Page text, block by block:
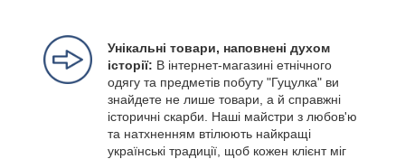
Унікальні товари, наповнені духом
історії: В інтернет-магазині етнічного
одягу та предметів побуту "Гуцулка" ви
знайдете не лише товари, а й справжні
історичні скарби. Наші майстри з любов'ю
та натхненням втілюють найкращі
українські традиції, щоб кожен клієнт міг